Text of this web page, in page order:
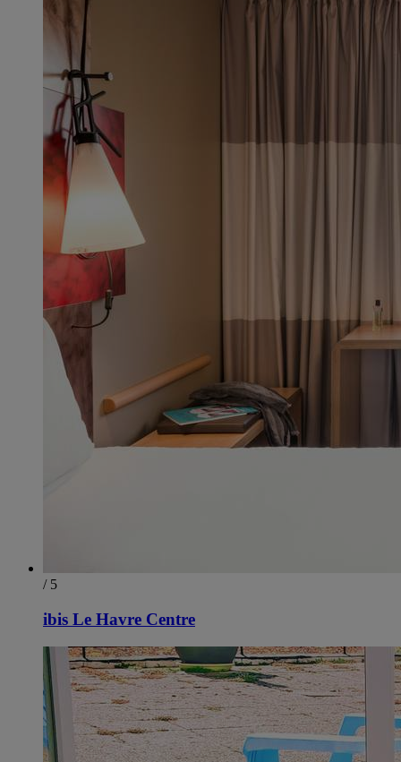
/ 5
ibis Le Havre Centre